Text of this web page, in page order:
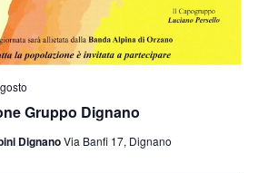
Gruppo Dignano
DignanoVia Banfi 17, Dignano